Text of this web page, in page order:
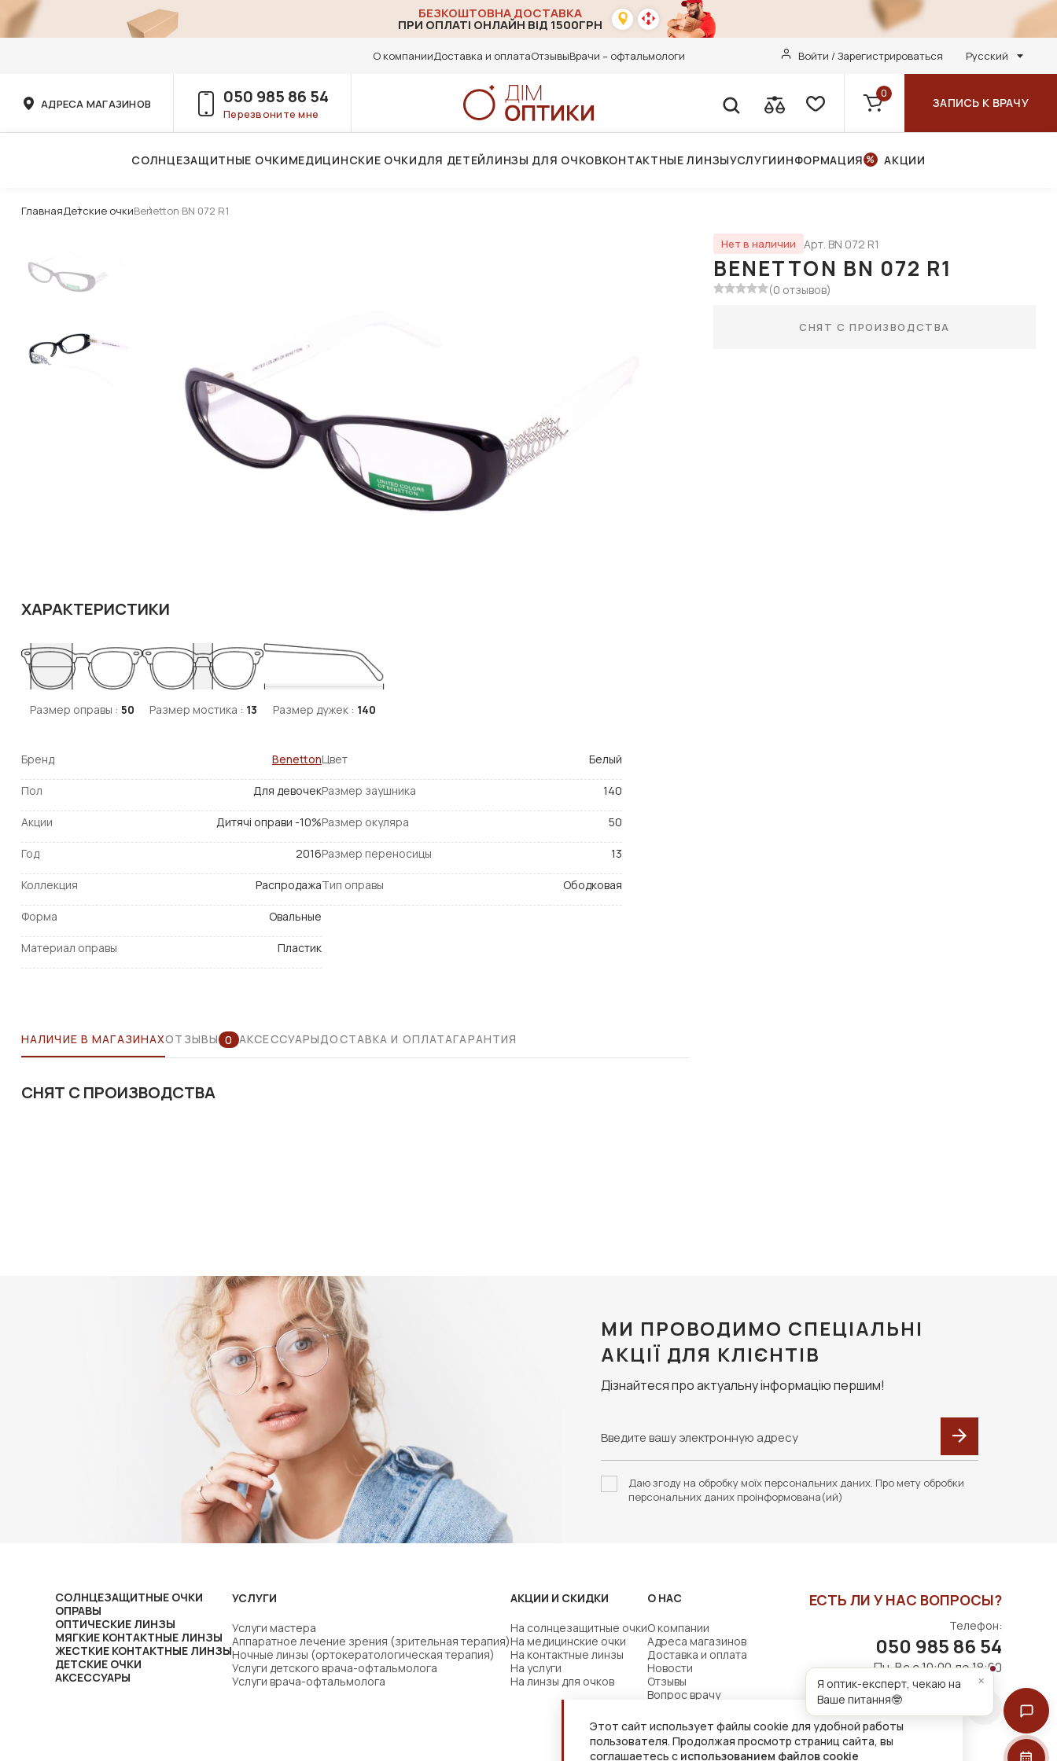
БЕЗКОШТОВНА ДОСТАВКА
ПРИ ОПЛАТІ ОНЛАЙН ВІД 1500ГРН
О компанииДоставка и оплатаОтзывыВрачи – офтальмологи Войти / Зарегистрироваться Русский
АДРЕСА МАГАЗИНОВ 050 985 86 54
Перезвоните мне
0
ЗАПИСЬ К ВРАЧУ
СОЛНЦЕЗАЩИТНЫЕ ОЧКИМЕДИЦИНСКИЕ ОЧКИДЛЯ ДЕТЕЙЛИНЗЫ ДЛЯ ОЧКОВКОНТАКТНЫЕ ЛИНЗЫУСЛУГИИНФОРМАЦИЯ АКЦИИ
ГлавнаяДетские очкиBenetton BN 072 R1
Нет в наличии Арт. BN 072 R1
BENETTON BN 072 R1
(0 отзывов)
СНЯТ С ПРОИЗВОДСТВА
ХАРАКТЕРИСТИКИ
Размер оправы : 50 Размер мостика : 13 Размер дужек : 140
Бренд Benetton
Пол Для девочек
Акции Дитячі оправи -10%
Год 2016
Коллекция Распродажа
Форма Овальные
Материал оправы Пластик
Цвет Белый
Размер заушника 140
Размер окуляра 50
Размер переносицы 13
Тип оправы Ободковая
НАЛИЧИЕ В МАГАЗИНАХОТЗЫВЫ 0 АКСЕССУАРЫДОСТАВКА И ОПЛАТАГАРАНТИЯ
СНЯТ С ПРОИЗВОДСТВА
МИ ПРОВОДИМО СПЕЦІАЛЬНІ
АКЦІЇ ДЛЯ КЛІЄНТІВ
Дізнайтеся про актуальну інформацію першим!
Даю згоду на обробку моїх персональних даних. Про мету обробки
персональних даних проінформована(ий)
Этот сайт использует файлы cookie для удобной работы
пользователя. Продолжая просмотр страниц сайта, вы
соглашаетесь с использованием файлов cookie
СОЛНЦЕЗАЩИТНЫЕ ОЧКИ
ОПРАВЫ
ОПТИЧЕСКИЕ ЛИНЗЫ
МЯГКИЕ КОНТАКТНЫЕ ЛИНЗЫ
ЖЕСТКИЕ КОНТАКТНЫЕ ЛИНЗЫ
ДЕТСКИЕ ОЧКИ
АКСЕССУАРЫ
УСЛУГИ
Услуги мастера
Аппаратное лечение зрения (зрительная терапия)
Ночные линзы (ортокератологическая терапия)
Услуги детского врача-офтальмолога
Услуги врача-офтальмолога
АКЦИИ И СКИДКИ
На солнцезащитные очки
На медицинские очки
На контактные линзы
На услуги
На линзы для очков
О НАС
О компании
Адреса магазинов
Доставка и оплата
Новости
Отзывы
Вопрос врачу
ЕСТЬ ЛИ У НАС ВОПРОСЫ?
Телефон:
050 985 86 54
Пн-Вс с 10:00 до 18:00
Я оптик-експерт, чекаю на
Ваше питання🤓
×